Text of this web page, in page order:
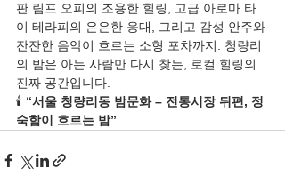
판 림프 오피의 조용한 힐링, 고급 아로마 타
이 테라피의 은은한 응대, 그리고 감성 안주와
잔잔한 음악이 흐르는 소형 포차까지. 청량리
의 밤은 아는 사람만 다시 찾는, 로컬 힐링의
진짜 공간입니다.
🕯️ “서울 청량리동 밤문화 – 전통시장 뒤편, 정
숙함이 흐르는 밤”